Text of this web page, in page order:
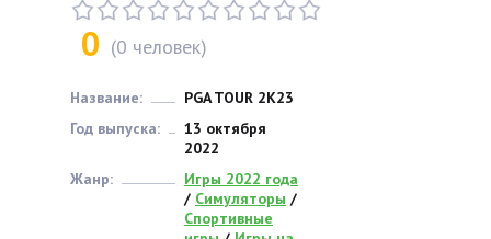
0 (0 человек)
Название:
PGA TOUR 2K23
Год выпуска:
13 октября
2022
Жанр:
Игры 2022 года
/ Симуляторы /
Спортивные